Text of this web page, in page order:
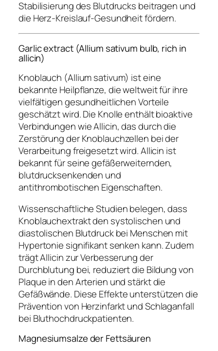
Stabilisierung des Blutdrucks beitragen und
die Herz-Kreislauf-Gesundheit fördern.
Garlic extract (Allium sativum bulb, rich in
allicin)
Knoblauch (Allium sativum) ist eine
bekannte Heilpflanze, die weltweit für ihre
vielfältigen gesundheitlichen Vorteile
geschätzt wird. Die Knolle enthält bioaktive
Verbindungen wie Allicin, das durch die
Zerstörung der Knoblauchzellen bei der
Verarbeitung freigesetzt wird. Allicin ist
bekannt für seine gefäßerweiternden,
blutdrucksenkenden und
antithrombotischen Eigenschaften.
Wissenschaftliche Studien belegen, dass
Knoblauchextrakt den systolischen und
diastolischen Blutdruck bei Menschen mit
Hypertonie signifikant senken kann. Zudem
trägt Allicin zur Verbesserung der
Durchblutung bei, reduziert die Bildung von
Plaque in den Arterien und stärkt die
Gefäßwände. Diese Effekte unterstützen die
Prävention von Herzinfarkt und Schlaganfall
bei Bluthochdruckpatienten.
Magnesiumsalze der Fettsäuren